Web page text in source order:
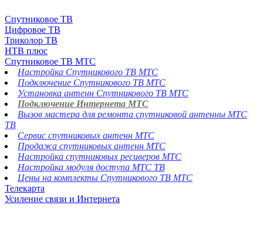
Спутниковое ТВ
Цифровое ТВ
Триколор ТВ
НТВ плюс
Спутниковое ТВ МТС
Настройка Спутникового ТВ МТС
Подключение Спутникового ТВ МТС
Установка антенн Спутникового ТВ МТС
Подключение Интернета МТС
Вызов мастера для ремонта спутниковой антенны МТС
ТВ
Сервис спутниковых антенн МТС
Продажа спутниковых антенн МТС
Настройка спутниковых ресиверов МТС
Настройка модуля доступа МТС ТВ
Цены на комплекты Спутникового ТВ МТС
Телекарта
Усиление связи и Интернета